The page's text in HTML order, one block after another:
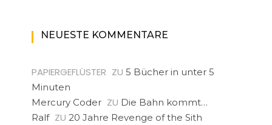
NEUESTE KOMMENTARE
PAPIERGEFLÜSTER ZU 5 Bücher in unter 5
Minuten
Mercury Coder ZU Die Bahn kommt…
Ralf ZU 20 Jahre Revenge of the Sith